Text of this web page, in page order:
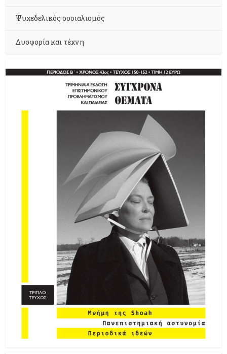
Ψυχεδελικός σοσιαλισμός
Δυσφορία και τέχνη